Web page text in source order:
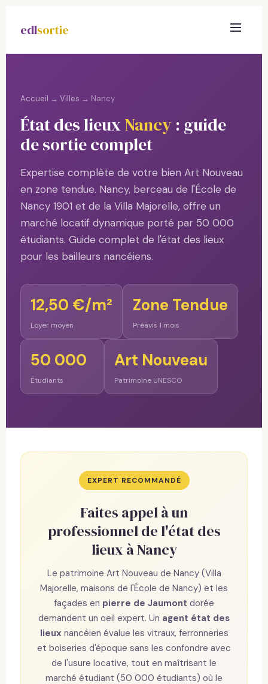
edlsortie
Accueil → Villes → Nancy
État des lieuxNancy : guide
de sortie complet
Expertise complète de votre bien Art Nouveau
en zone tendue. Nancy, berceau de l'École de
Nancy 1901 et de la Villa Majorelle, offre un
marché locatif dynamique porté par 50 000
étudiants. Guide complet de l'état des lieux
pour les bailleurs nancéiens.
12,50 €/m²
Loyer moyen
Zone Tendue
Préavis 1 mois
50 000
Étudiants
Art Nouveau
Patrimoine UNESCO
EXPERT RECOMMANDÉ
Faites appel à un
professionnel de l'état des
lieux à Nancy
Le patrimoine Art Nouveau de Nancy (Villa
Majorelle, maisons de l'École de Nancy) et les
façades en pierre de Jaumont dorée
demandent un oeil expert. Un agent état des
lieux nancéien évalue les vitraux, ferronneries
et boiseries d'époque sans les confondre avec
de l'usure locative, tout en maîtrisant le
marché étudiant (50 000 étudiants) où le